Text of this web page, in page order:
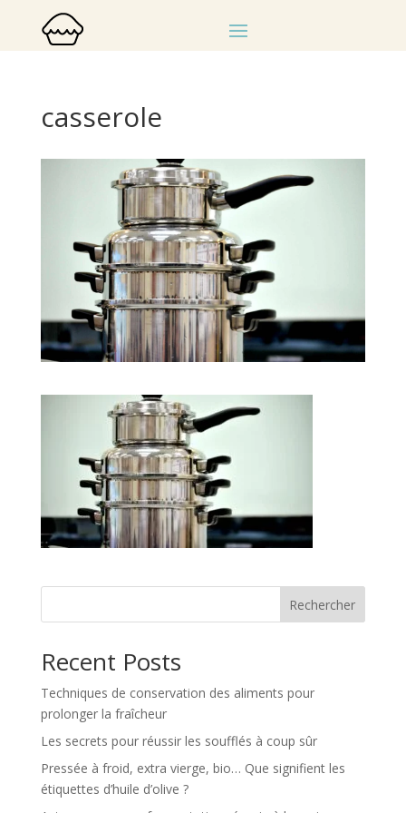
casserole
Rechercher
Recent Posts
Techniques de conservation des aliments pour
prolonger la fraîcheur
Les secrets pour réussir les soufflés à coup sûr
Pressée à froid, extra vierge, bio… Que signifient les
étiquettes d’huile d’olive ?